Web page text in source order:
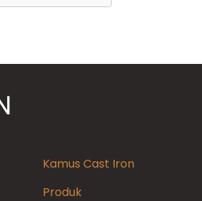
Kamus Cast Iron
Produk